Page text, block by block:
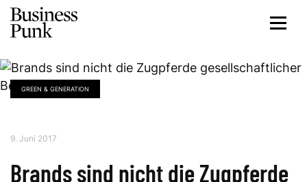
GREEN & GENERATION
9. Juni 2017
Brands sind nicht die Zugpferde